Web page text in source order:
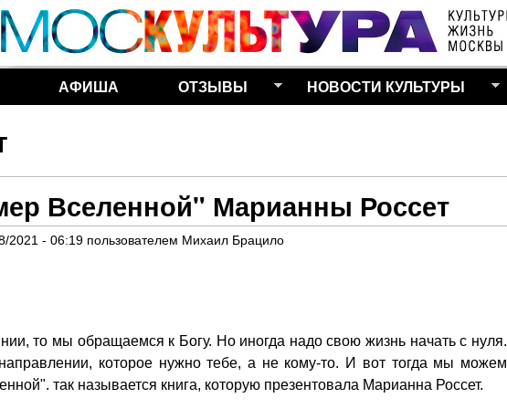
Перейти к основному
содержанию
АФИША ОТЗЫВЫ НОВОСТИ КУЛЬТУРЫ
Вселенной" Марианны Россет
2021 - 06:19 пользователем Михаил Брацило
то мы обращаемся к Богу. Но иногда надо свою жизнь начать с нуля.
которое нужно тебе, а не кому-то. И вот тогда мы можем
так называется книга, которую презентовала Марианна Россет.